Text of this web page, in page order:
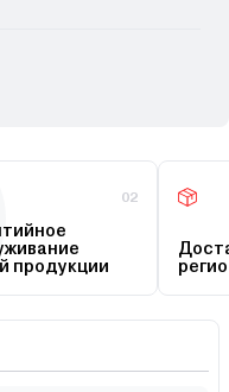
02
продукции